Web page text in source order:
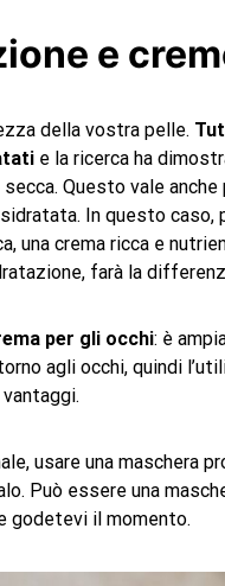
e
della vostra pelle.
e la ricerca ha
Questo vale anche
In questo caso,
una crema ricca e
farà la
per gli occhi: è
agli occhi, quindi
usare una maschera
Può essere una
godetevi il ​​momento.